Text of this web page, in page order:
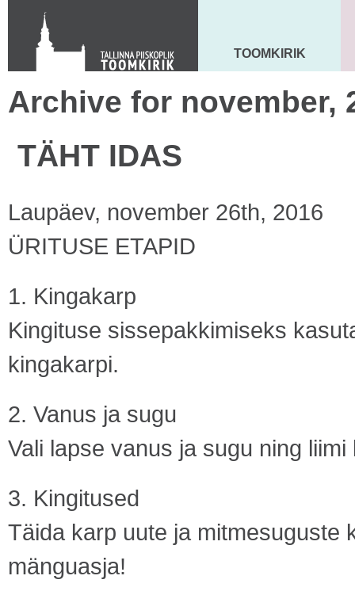
KONTAKT
Toom-Kooli 6, 10130 TALLINN
tallinna.toom@eelk.ee
MAARJA KIRIK
TOOMKIRIK
Archive for november,
TÄHT IDAS
Laupäev, november 26th, 2016
ÜRITUSE ETAPID
1. Kingakarp
Kingituse sissepakkimiseks
kingakarpi.
2. Vanus ja sugu
Vali lapse vanus ja sugu ning
3. Kingitused
Täida karp uute ja mitmesuguste
mänguasja!